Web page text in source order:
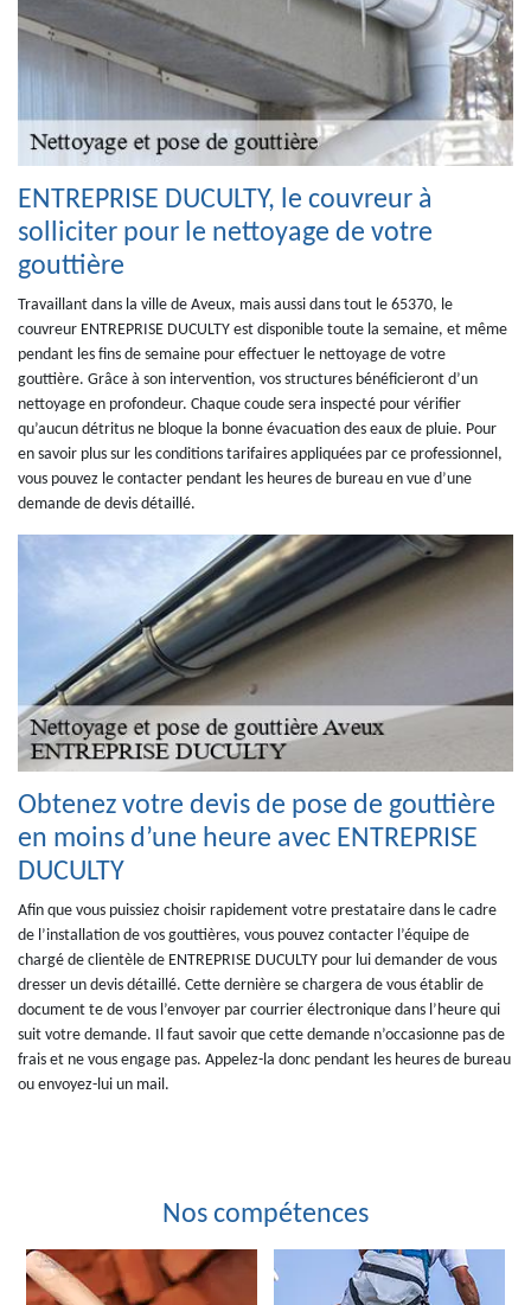
ENTREPRISE DUCULTY, le couvreur à
solliciter pour le nettoyage de votre
gouttière
Travaillant dans la ville de Aveux, mais aussi dans tout le 65370, le
couvreur ENTREPRISE DUCULTY est disponible toute la semaine, et même
pendant les fins de semaine pour effectuer le nettoyage de votre
gouttière. Grâce à son intervention, vos structures bénéficieront d’un
nettoyage en profondeur. Chaque coude sera inspecté pour vérifier
qu’aucun détritus ne bloque la bonne évacuation des eaux de pluie. Pour
en savoir plus sur les conditions tarifaires appliquées par ce professionnel,
vous pouvez le contacter pendant les heures de bureau en vue d’une
demande de devis détaillé.
Obtenez votre devis de pose de gouttière
en moins d’une heure avec ENTREPRISE
DUCULTY
Afin que vous puissiez choisir rapidement votre prestataire dans le cadre
de l’installation de vos gouttières, vous pouvez contacter l’équipe de
chargé de clientèle de ENTREPRISE DUCULTY pour lui demander de vous
dresser un devis détaillé. Cette dernière se chargera de vous établir de
document te de vous l’envoyer par courrier électronique dans l’heure qui
suit votre demande. Il faut savoir que cette demande n’occasionne pas de
frais et ne vous engage pas. Appelez-la donc pendant les heures de bureau
ou envoyez-lui un mail.
Nos compétences